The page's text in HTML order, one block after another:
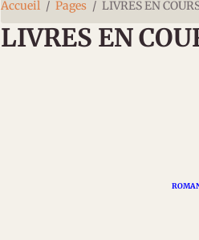
Accueil Pages LIVRES EN
LIVRES EN